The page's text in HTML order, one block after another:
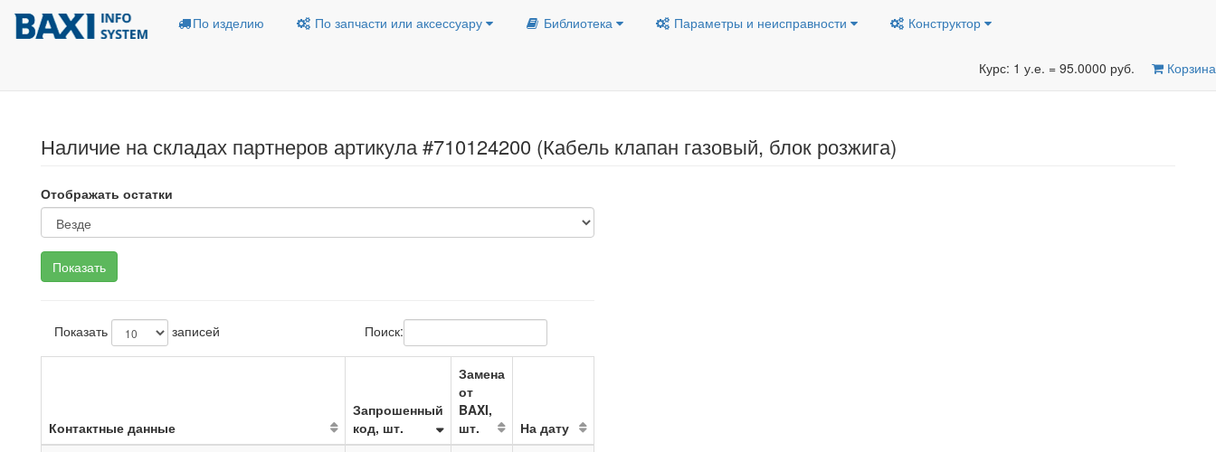
По изделию По запчасти или аксессуару Библиотека Параметры и неисправности Конструктор
Курс: 1 у.е. = 95.0000 руб. Корзина
Наличие на складах партнеров артикула #710124200 (Кабель клапан газовый, блок розжига)
Отображать остатки
Показать записей Поиск:
Контактные данные
Запрошенный
код, шт.
Замена
от
BAXI,
шт.
На дату